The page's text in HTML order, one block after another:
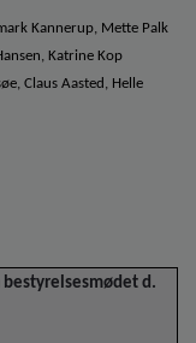
Kannerup, Mette Palk
Katrine Kop
Claus Aasted, Helle
d.